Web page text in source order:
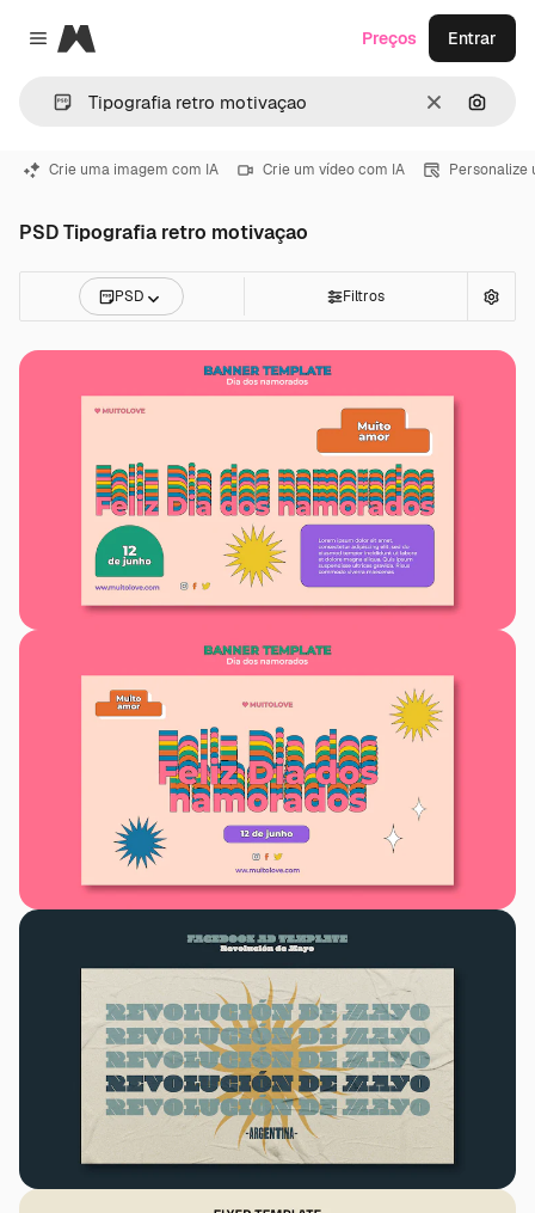
Close menu
Magnific
Limpar
Preços Entrar
Crie uma imagem com IA Crie um vídeo com IA Personalize
PSD Tipografia retro motivaçao
PSD Filtros